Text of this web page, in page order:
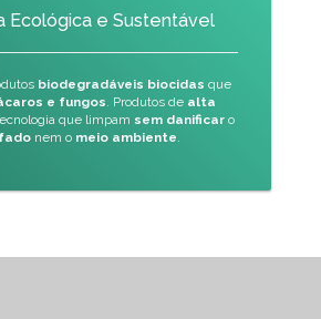
Ecológica e Sustentável
biodegradáveis biocidas que
e fungos. Produtos de alta
que limpam sem danificar o
nem o meio ambiente.